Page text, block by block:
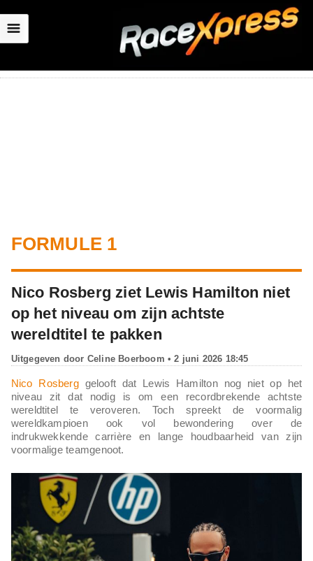
☰
FORMULE 1
Nico Rosberg ziet Lewis Hamilton niet
op het niveau om zijn achtste
wereldtitel te pakken
Uitgegeven door Celine Boerboom • 2 juni 2026 18:45
Nico Rosberggelooft dat Lewis Hamilton nog niet op het
niveau zit dat nodig is om een recordbrekende achtste
wereldtitel te veroveren. Toch spreekt de voormalig
wereldkampioen ook vol bewondering over de
indrukwekkende carrière en lange houdbaarheid van zijn
voormalige teamgenoot.